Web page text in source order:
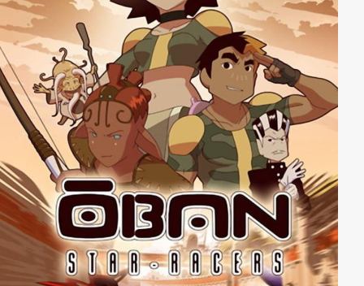
gemeinsam, den drohenden Weltuntergang zu
verhindern?